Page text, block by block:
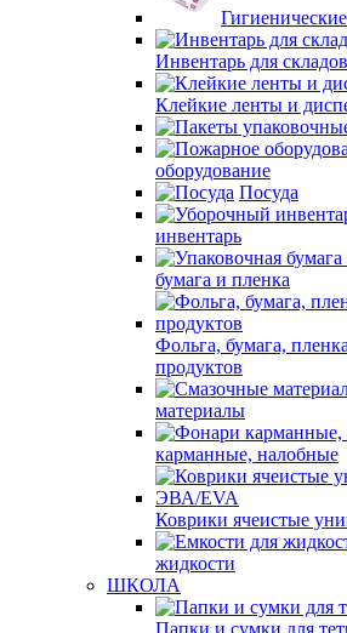
Инвентарь для
Клейкие ленты и
оборудование
Посуда
инвентарь
бумага и пленка
Фольга, бумага,
продуктов
материалы
карманные, налобные
Коврики ячеистые
жидкости
ШКОЛА
Папки и сумки для